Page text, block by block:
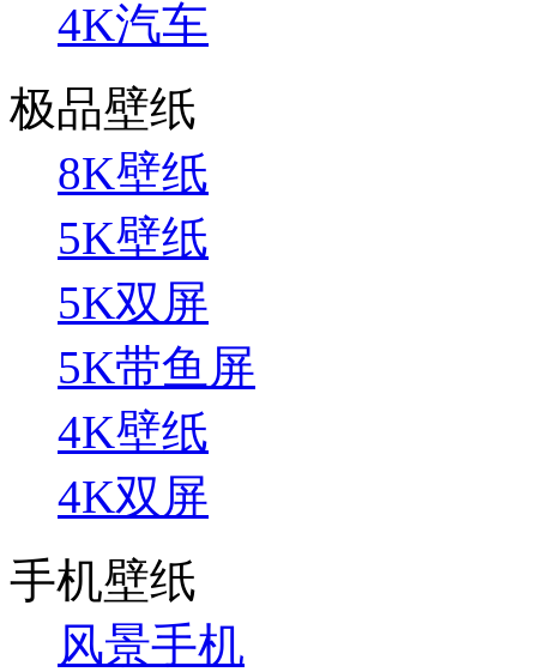
4K汽车
极品壁纸
8K壁纸
5K壁纸
5K双屏
5K带鱼屏
4K壁纸
4K双屏
手机壁纸
风景手机